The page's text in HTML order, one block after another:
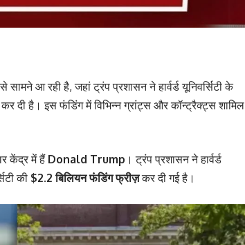
आ रही है, जहां ट्रंप प्रशासन ने हार्वर्ड यूनिवर्सिटी के
दी है। इस फंडिंग में विभिन्न ग्रांट्स और कॉन्ट्रैक्ट्स शामिल
केंद्र में हैं Donald Trump । ट्रंप प्रशासन ने हार्वर्ड
की $2.2 बिलियन फंडिंग फ्रीज़कर दी गई है।